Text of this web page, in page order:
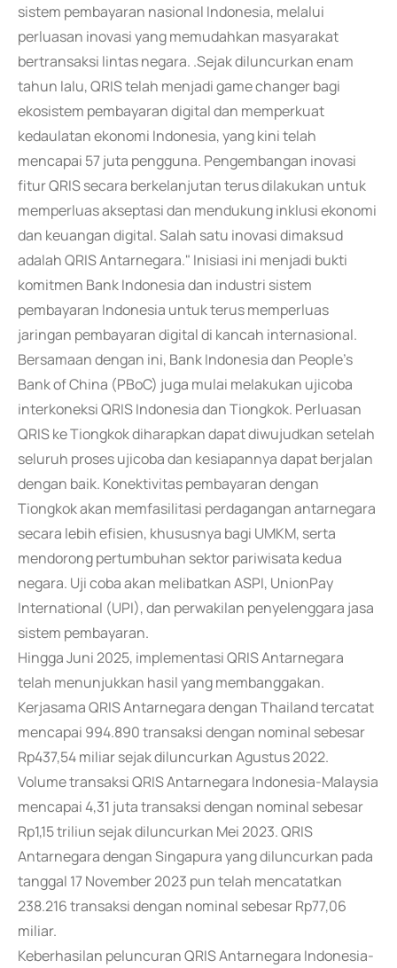
sistem pembayaran nasional Indonesia, melalui
perluasan inovasi yang memudahkan masyarakat
bertransaksi lintas negara. .Sejak diluncurkan enam
tahun lalu, QRIS telah menjadi game changer bagi
ekosistem pembayaran digital dan memperkuat
kedaulatan ekonomi Indonesia, yang kini telah
mencapai 57 juta pengguna. Pengembangan inovasi
fitur QRIS secara berkelanjutan terus dilakukan untuk
memperluas akseptasi dan mendukung inklusi ekonomi
dan keuangan digital. Salah satu inovasi dimaksud
adalah QRIS Antarnegara." Inisiasi ini menjadi bukti
komitmen Bank Indonesia dan industri sistem
pembayaran Indonesia untuk terus memperluas
jaringan pembayaran digital di kancah internasional.
Bersamaan dengan ini, Bank Indonesia dan People's
Bank of China (PBoC) juga mulai melakukan ujicoba
interkoneksi QRIS Indonesia dan Tiongkok. Perluasan
QRIS ke Tiongkok diharapkan dapat diwujudkan setelah
seluruh proses ujicoba dan kesiapannya dapat berjalan
dengan baik. Konektivitas pembayaran dengan
Tiongkok akan memfasilitasi perdagangan antarnegara
secara lebih efisien, khususnya bagi UMKM, serta
mendorong pertumbuhan sektor pariwisata kedua
negara. Uji coba akan melibatkan ASPI, UnionPay
International (UPI), dan perwakilan penyelenggara jasa
sistem pembayaran.
Hingga Juni 2025, implementasi QRIS Antarnegara
telah menunjukkan hasil yang membanggakan.
Kerjasama QRIS Antarnegara dengan Thailand tercatat
mencapai 994.890 transaksi dengan nominal sebesar
Rp437,54 miliar sejak diluncurkan Agustus 2022.
Volume transaksi QRIS Antarnegara Indonesia-Malaysia
mencapai 4,31 juta transaksi dengan nominal sebesar
Rp1,15 triliun sejak diluncurkan Mei 2023. QRIS
Antarnegara dengan Singapura yang diluncurkan pada
tanggal 17 November 2023 pun telah mencatatkan
238.216 transaksi dengan nominal sebesar Rp77,06
miliar.
Keberhasilan peluncuran QRIS Antarnegara Indonesia-